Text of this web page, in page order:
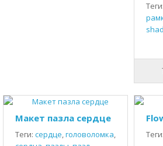
Теги:
Макет пазла сердце
Теги: сердце,головоломка,
Теги: